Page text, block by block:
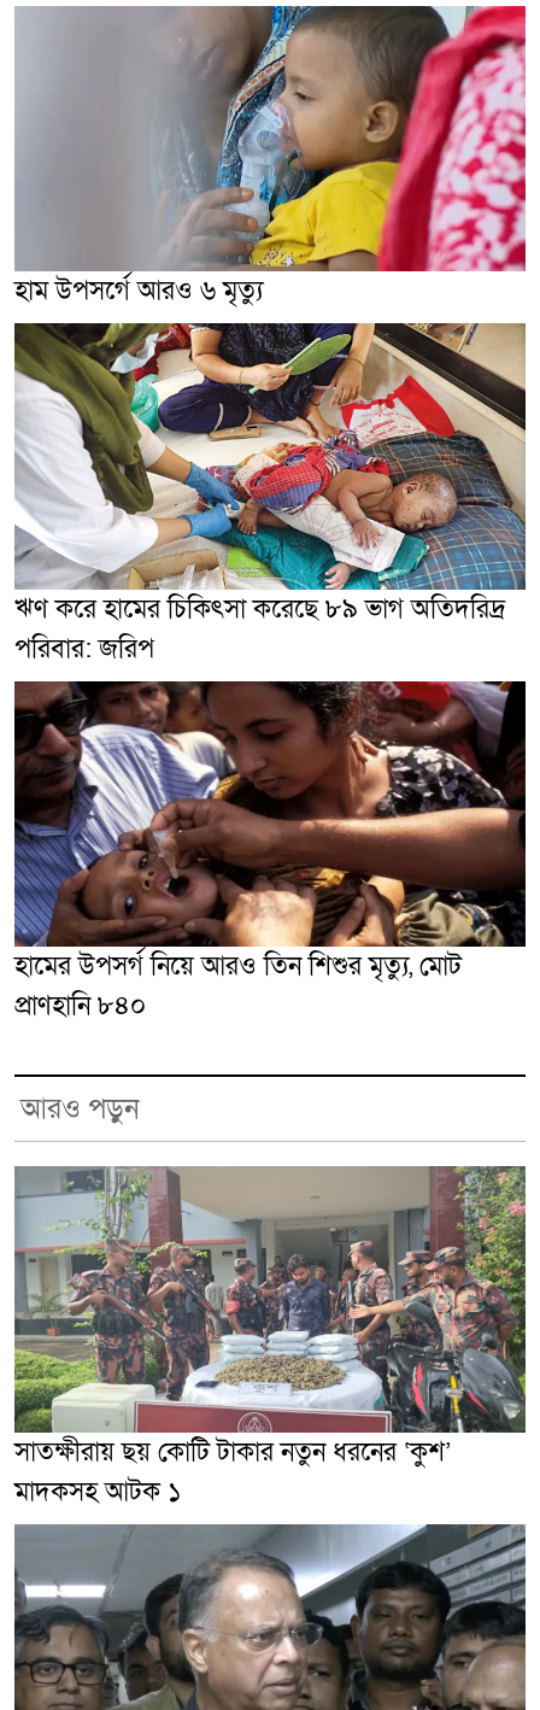
হাম উপসর্গে আরও ৬ মৃত্যু
ঋণ করে হামের চিকিৎসা করেছে ৮৯ ভাগ অতিদরিদ্র
পরিবার: জরিপ
হামের উপসর্গ নিয়ে আরও তিন শিশুর মৃত্যু, মোট
প্রাণহানি ৮৪০
আরও পড়ুন
সাতক্ষীরায় ছয় কোটি টাকার নতুন ধরনের ‘কুশ’
মাদকসহ আটক ১